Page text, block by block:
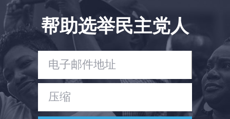
帮助选举民主党人